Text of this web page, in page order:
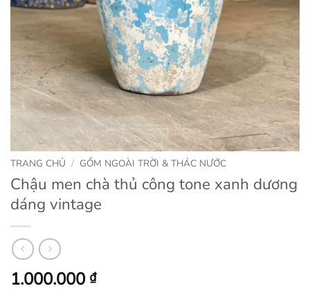
TRANG CHỦ / GỐM NGOÀI TRỜI & THÁC NƯỚC
Chậu men chà thủ công tone xanh dương
dáng vintage
1.000.000 ₫